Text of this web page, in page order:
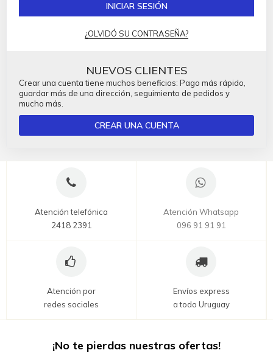
INICIAR SESIÓN
¿OLVIDÓ SU CONTRASEÑA?
NUEVOS CLIENTES
Crear una cuenta tiene muchos beneficios: Pago más rápido,
guardar más de una dirección, seguimiento de pedidos y
mucho más.
CREAR UNA CUENTA
Atención telefónica
2418 2391
Atención Whatsapp
096 91 91 91
Atención por
redes sociales
Envíos express
a todo Uruguay
¡No te pierdas nuestras ofertas!